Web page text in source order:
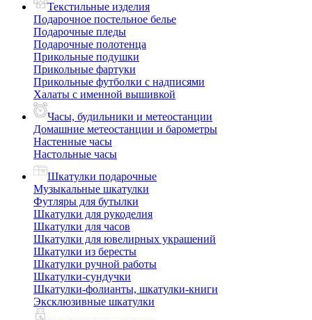
Текстильные изделия
Подарочное постельное белье
Подарочные пледы
Подарочные полотенца
Прикольные подушки
Прикольные фартуки
Прикольные футболки с надписями
Халаты с именной вышивкой
Часы, будильники и метеостанции
Домашние метеостанции и барометры
Настенные часы
Настольные часы
Шкатулки подарочные
Музыкальные шкатулки
Футляры для бутылки
Шкатулки для рукоделия
Шкатулки для часов
Шкатулки для ювелирных украшений
Шкатулки из бересты
Шкатулки ручной работы
Шкатулки-сундучки
Шкатулки-фолианты, шкатулки-книги
Эксклюзивные шкатулки